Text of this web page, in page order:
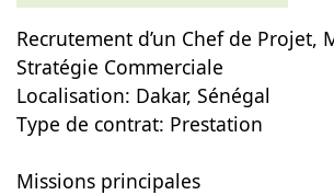
Recrutement d’un Chef de Projet,
Stratégie Commerciale
Localisation: Dakar, Sénégal
Type de contrat: Prestation
Missions principales